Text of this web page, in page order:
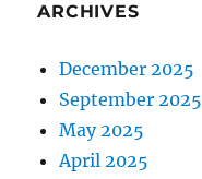
ARCHIVES
December 2025
September 2025
May 2025
April 2025